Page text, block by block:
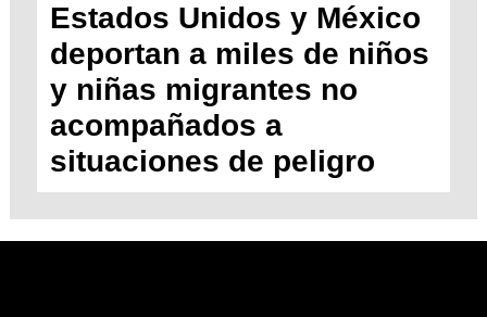
Estados Unidos y México
deportan a miles de niños
y niñas migrantes no
acompañados a
situaciones de peligro